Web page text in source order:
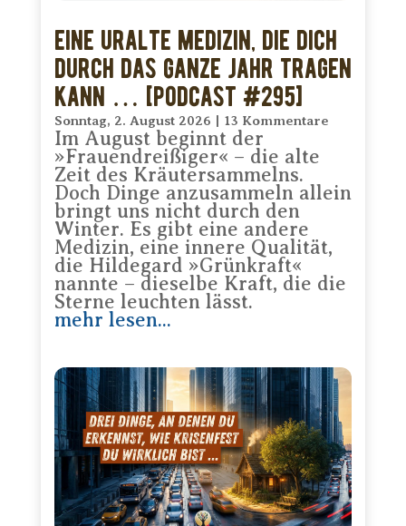
Eine uralte Medizin, die Dich
durch das ganze Jahr tragen
kann … [PODCAST #295]
Sonntag, 2. August 2026 13 Kommentare
Im August beginnt der
»Frauendreißiger« – die alte
Zeit des Kräutersammelns.
Doch Dinge anzusammeln allein
bringt uns nicht durch den
Winter. Es gibt eine andere
Medizin, eine innere Qualität,
die Hildegard »Grünkraft«
nannte – dieselbe Kraft, die die
Sterne leuchten lässt.
mehr lesen...